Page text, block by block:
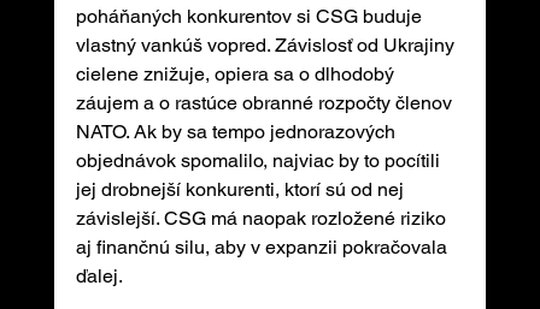
poháňaných konkurentov si CSG buduje
vlastný vankúš vopred. Závislosť od Ukrajiny
cielene znižuje, opiera sa o dlhodobý
záujem a o rastúce obranné rozpočty členov
NATO. Ak by sa tempo jednorazových
objednávok spomalilo, najviac by to pocítili
jej drobnejší konkurenti, ktorí sú od nej
závislejší. CSG má naopak rozložené riziko
aj finančnú silu, aby v expanzii pokračovala
ďalej.